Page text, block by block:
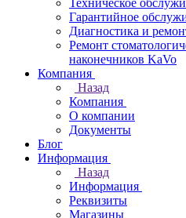
Техническое
Гарантийное
Диагностика и
Ремонт
наконечников KaVo
Компания
Назад
Компания
О компании
Документы
Блог
Информация
Назад
Информация
Реквизиты
Магазины